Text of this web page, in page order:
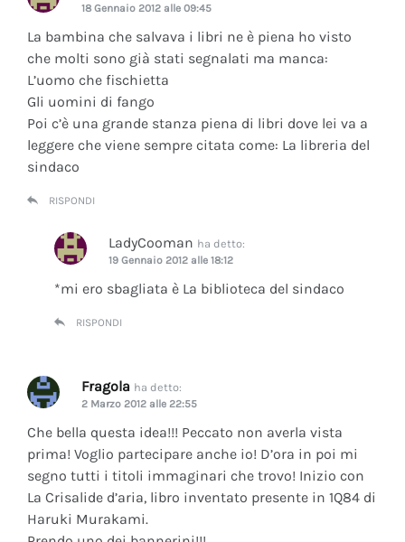
18 Gennaio 2012 alle 09:45
La bambina che salvava i libri ne è piena ho visto
che molti sono già stati segnalati ma manca:
L’uomo che fischietta
Gli uomini di fango
Poi c’è una grande stanza piena di libri dove lei va a
leggere che viene sempre citata come: La libreria del
sindaco
RISPONDI
LadyCooman ha detto:
19 Gennaio 2012 alle 18:12
*mi ero sbagliata è La biblioteca del sindaco
RISPONDI
Fragola ha detto:
2 Marzo 2012 alle 22:55
Che bella questa idea!!! Peccato non averla vista
prima! Voglio partecipare anche io! D’ora in poi mi
segno tutti i titoli immaginari che trovo! Inizio con
La Crisalide d’aria, libro inventato presente in 1Q84 di
Haruki Murakami.